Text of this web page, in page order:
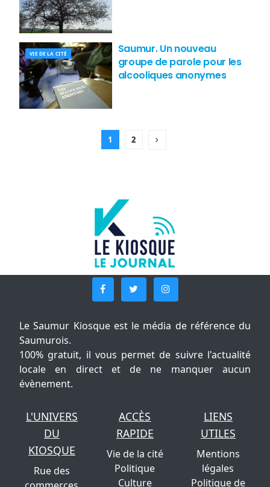
VIE DE LA CITÉ
Saumur. Un nouveau
groupe de parole pour les
alcooliques anonymes
1 2
Le Saumur Kiosque est le média de référence du
Saumurois.
100% gratuit, il vous permet de suivre l'actualité
locale en direct et de ne manquer aucun
évènement.
L'UNIVERS
DU
KIOSQUE
Rue des
ACCÈS
RAPIDE
Vie de la cité
Politique
Culture
LIENS
UTILES
Mentions
légales
Politique de